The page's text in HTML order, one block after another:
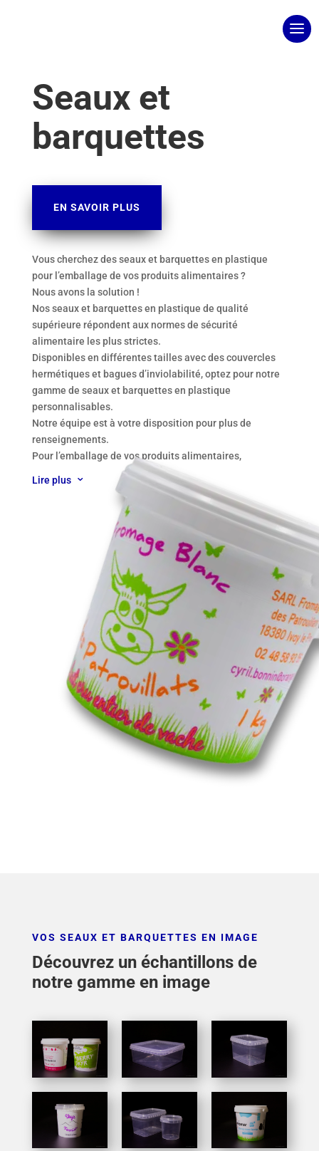
Seaux et
barquettes
EN SAVOIR PLUS
Vous cherchez des seaux et barquettes en plastique
pour l’emballage de vos produits alimentaires ?
Nous avons la solution !
Nos seaux et barquettes en plastique de qualité
supérieure répondent aux normes de sécurité
alimentaire les plus strictes.
Disponibles en différentes tailles avec des couvercles
hermétiques et bagues d’inviolabilité, optez pour notre
gamme de seaux et barquettes en plastique
personnalisables.
Notre équipe est à votre disposition pour plus de
renseignements.
Pour l’emballage de vos produits alimentaires,
choisissez nos seaux et barquettes en plastique de
qualité supérieure.
Lire plus 3
VOS SEAUX ET BARQUETTES EN IMAGE
Découvrez un échantillons de
notre gamme en image